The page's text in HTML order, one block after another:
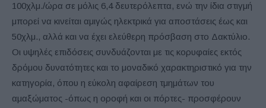
100χλμ./ώρα σε μόλις 6,4 δευτερόλεπτα, ενώ την ίδια στιγμή
μπορεί να κινείται αμιγώς ηλεκτρικά για αποστάσεις έως και
50χλμ., αλλά και να έχει ελεύθερη πρόσβαση στο Δακτύλιο.
Οι υψηλές επιδόσεις συνδυάζονται με τις κορυφαίες εκτός
δρόμου δυνατότητες και το μοναδικό χαρακτηριστικό για την
κατηγορία, όπου η εύκολη αφαίρεση τμημάτων του
αμαξώματος -όπως η οροφή και οι πόρτες- προσφέρουν